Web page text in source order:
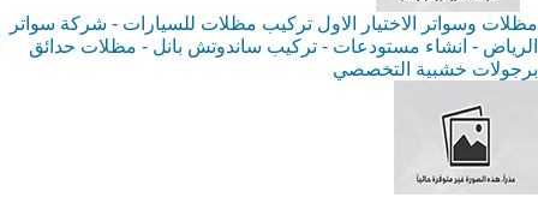
مظلات وسواتر الاختيار الاول تركيب مظلات للسيارات - شركة سواتر
الرياض - انشاء مستودعات - تركيب ساندوتش بانل - مظلات حدائق
برجولات خشبية التخصصي